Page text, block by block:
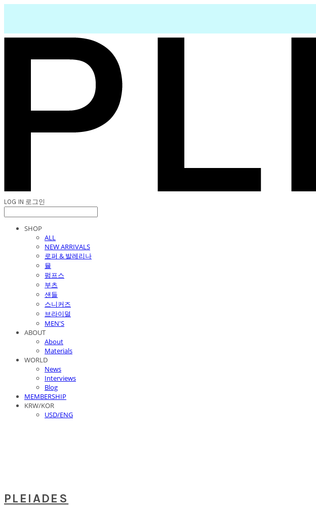
LOG IN 로그인
SHOP
ALL
NEW ARRIVALS
로퍼 & 발레리나
뮬
펌프스
부츠
샌들
스니커즈
브라이덜
MEN'S
ABOUT
About
Materials
WORLD
News
Interviews
Blog
MEMBERSHIP
KRW/KOR
USD/ENG
PLEIADES